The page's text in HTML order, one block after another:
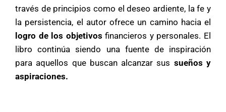
través de principios como el deseo ardiente, la fe y
la persistencia, el autor ofrece un camino hacia el
logro de los objetivos financieros y personales. El
libro continúa siendo una fuente de inspiración
para aquellos que buscan alcanzar sus sueños y
aspiraciones.